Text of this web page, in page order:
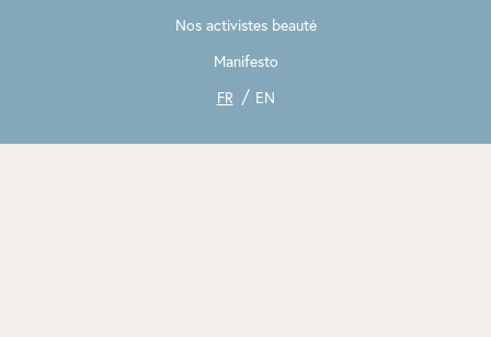
Nos activistes beauté
Manifesto
FR
EN